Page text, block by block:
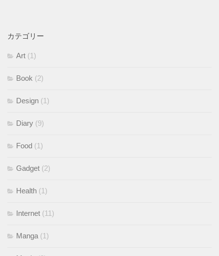
カテゴリー
Art (1)
Book (2)
Design (1)
Diary (9)
Food (1)
Gadget (2)
Health (1)
Internet (11)
Manga (1)